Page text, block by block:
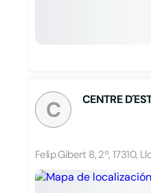
C CENTRE
Felip Gibert 8, 2º, 17310,